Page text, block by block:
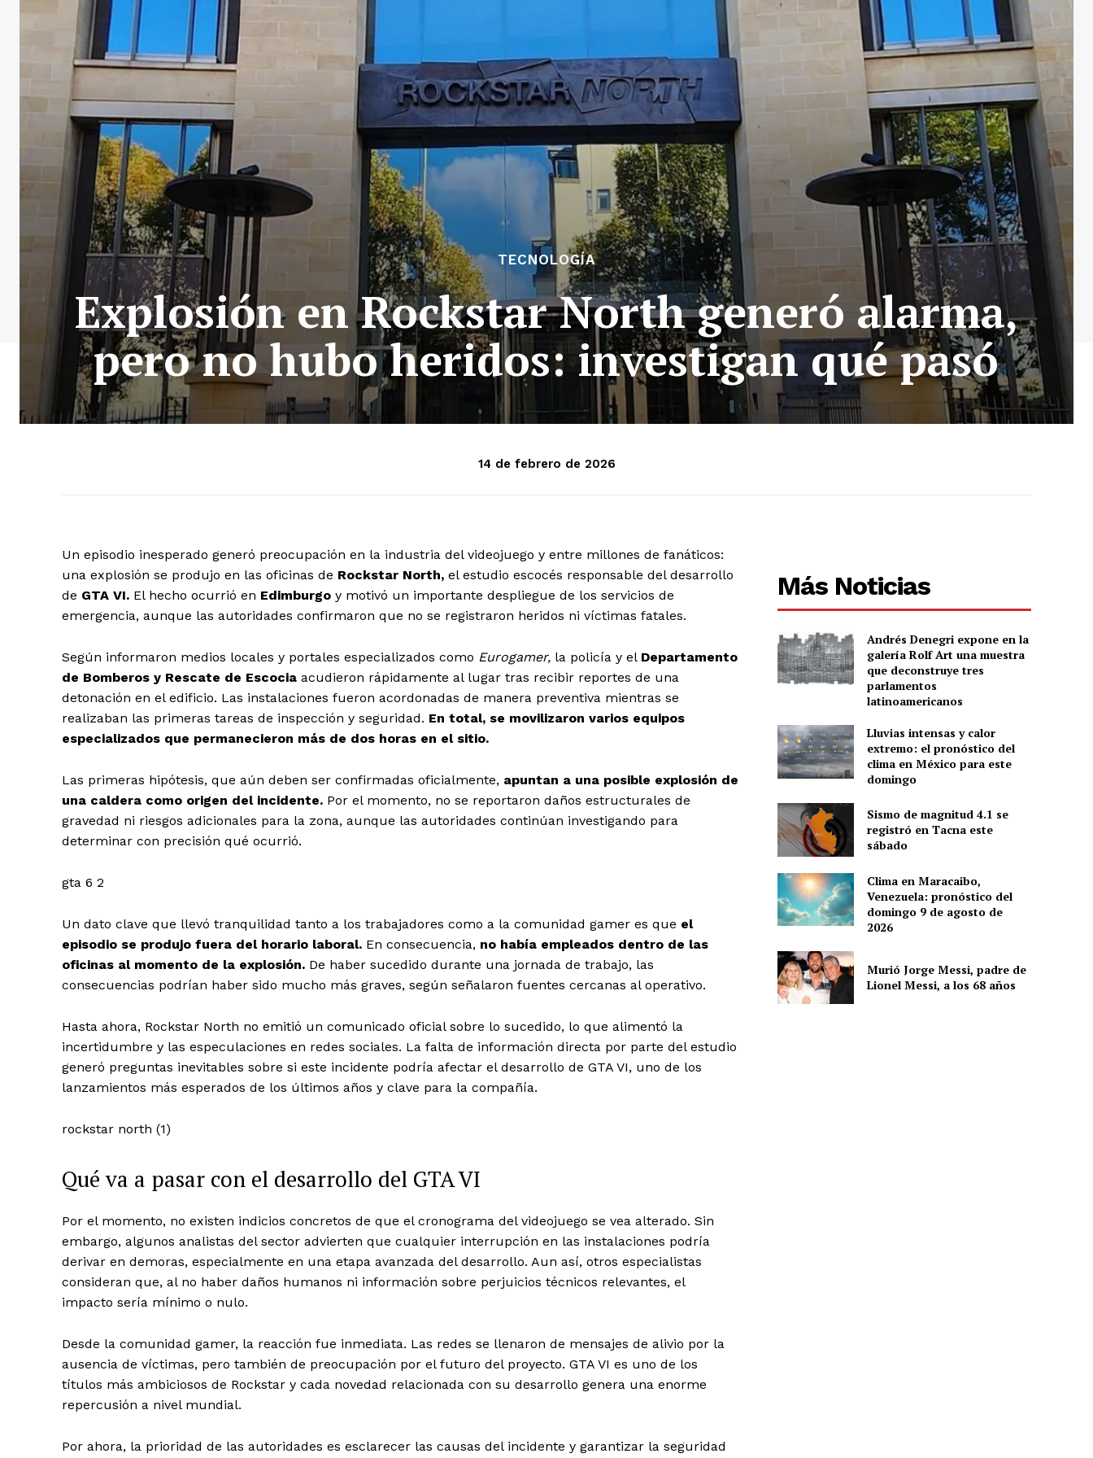
TECNOLOGÍA
Explosión en Rockstar North generó alarma,
pero no hubo heridos: investigan qué pasó
14 de febrero de 2026
Un episodio inesperado generó preocupación en la industria del videojuego y entre millones de fanáticos:
una explosión se produjo en las oficinas de Rockstar North, el estudio escocés responsable del desarrollo
de GTA VI. El hecho ocurrió en Edimburgo y motivó un importante despliegue de los servicios de
emergencia, aunque las autoridades confirmaron que no se registraron heridos ni víctimas fatales.
Según informaron medios locales y portales especializados como Eurogamer, la policía y el Departamento
de Bomberos y Rescate de Escocia acudieron rápidamente al lugar tras recibir reportes de una
detonación en el edificio. Las instalaciones fueron acordonadas de manera preventiva mientras se
realizaban las primeras tareas de inspección y seguridad. En total, se movilizaron varios equipos
especializados que permanecieron más de dos horas en el sitio.
Las primeras hipótesis, que aún deben ser confirmadas oficialmente, apuntan a una posible explosión de
una caldera como origen del incidente. Por el momento, no se reportaron daños estructurales de
gravedad ni riesgos adicionales para la zona, aunque las autoridades continúan investigando para
determinar con precisión qué ocurrió.
gta 6 2
Un dato clave que llevó tranquilidad tanto a los trabajadores como a la comunidad gamer es que el
episodio se produjo fuera del horario laboral. En consecuencia, no había empleados dentro de las
oficinas al momento de la explosión. De haber sucedido durante una jornada de trabajo, las
consecuencias podrían haber sido mucho más graves, según señalaron fuentes cercanas al operativo.
Hasta ahora, Rockstar North no emitió un comunicado oficial sobre lo sucedido, lo que alimentó la
incertidumbre y las especulaciones en redes sociales. La falta de información directa por parte del estudio
generó preguntas inevitables sobre si este incidente podría afectar el desarrollo de GTA VI, uno de los
lanzamientos más esperados de los últimos años y clave para la compañía.
rockstar north (1)
Qué va a pasar con el desarrollo del GTA VI
Por el momento, no existen indicios concretos de que el cronograma del videojuego se vea alterado. Sin
embargo, algunos analistas del sector advierten que cualquier interrupción en las instalaciones podría
derivar en demoras, especialmente en una etapa avanzada del desarrollo. Aun así, otros especialistas
consideran que, al no haber daños humanos ni información sobre perjuicios técnicos relevantes, el
impacto sería mínimo o nulo.
Desde la comunidad gamer, la reacción fue inmediata. Las redes se llenaron de mensajes de alivio por la
ausencia de víctimas, pero también de preocupación por el futuro del proyecto. GTA VI es uno de los
títulos más ambiciosos de Rockstar y cada novedad relacionada con su desarrollo genera una enorme
repercusión a nivel mundial.
Por ahora, la prioridad de las autoridades es esclarecer las causas del incidente y garantizar la seguridad
Más Noticias
Andrés Denegri expone en la
galería Rolf Art una muestra
que deconstruye tres
parlamentos
latinoamericanos
Lluvias intensas y calor
extremo: el pronóstico del
clima en México para este
domingo
Sismo de magnitud 4.1 se
registró en Tacna este
sábado
Clima en Maracaibo,
Venezuela: pronóstico del
domingo 9 de agosto de
2026
Murió Jorge Messi, padre de
Lionel Messi, a los 68 años